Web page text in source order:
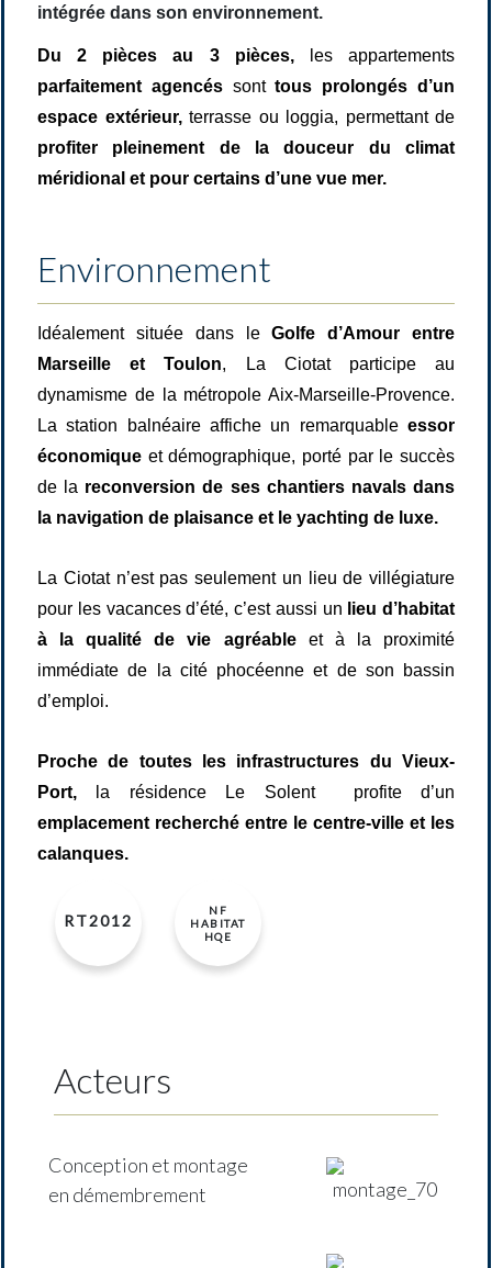
intégrée dans son environnement.
Du 2 pièces au 3 pièces,
les appartements
parfaitement agencés sonttous prolongés d’un
espace extérieur, terrasse ou loggia, permettant de
profiter pleinement de la douceur du climat
méridional et pour certains d’une vue mer.
Environnement
Idéalement située dans leGolfe d’Amour entre
Marseille et Toulon, La Ciotat participe au
dynamisme de la métropole Aix-Marseille-Provence.
La station balnéaire affiche un remarquable essor
économique et démographique, porté par le succès
de la reconversion de ses chantiers navals dans
la navigation de plaisance et le yachting de luxe.
La Ciotat n’est pas seulement un lieu de villégiature
pour les vacances d’été, c’est aussi un lieu d’habitat
à la qualité de vie agréable et à la proximité
immédiate de la cité phocéenne et de son bassin
d’emploi.
Proche de toutes les infrastructures du Vieux-
Port,
la résidence Le Solent
profite d’un
emplacement recherché entre le centre-ville et les
calanques.
RT2012
NF
HABITAT
HQE
Acteurs
Conception et montage
en démembrement